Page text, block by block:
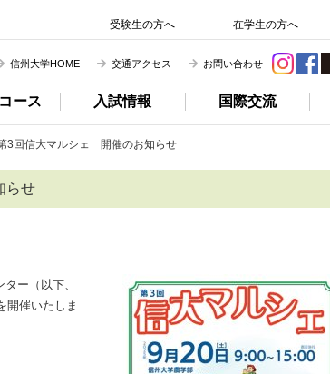
ース 入試情報 国際交流
受験生の方へ 在学生の方へ
信州大学HOME 交通アクセス お問い合わせ
信大マルシェ 開催のお知らせ
らせ
ー（以下、
開催いたしま